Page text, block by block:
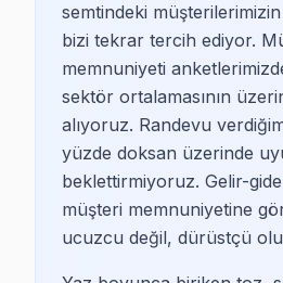
Beko TV sahipleri,
Beşiktaş Vestel TV
Vestel TV sahipleri,
Beşiktaş Grundig TV
Grundig TV sahipleri,
semtindeki
bizi tekrar tercih ediyor.
memnuniyeti
sektör ortalamasının
alıyoruz. Randevu
yüzde doksan üzerinde
beklettirmiyoruz. Gelir-
müşteri memnuniyetine
ucuzcu değil, dürüstçü